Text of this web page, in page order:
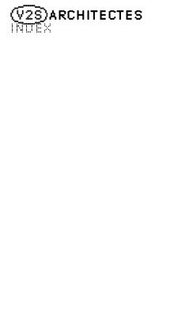
ARCHITECTES
INDEX